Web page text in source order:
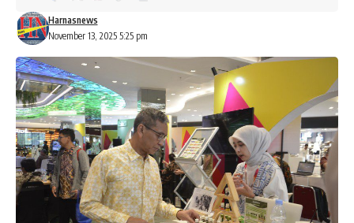
November 13, 2025 5:25 pm
Harnasnews